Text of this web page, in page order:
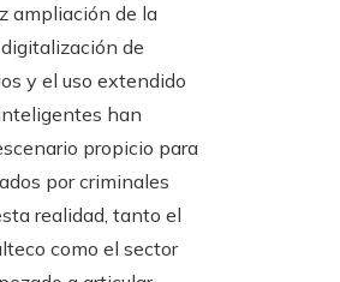
ampliación de la
de
y el uso extendido
han
propicio para
por criminales
realidad, tanto el
como el sector